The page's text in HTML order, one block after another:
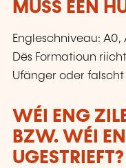
MUSS EEN
Engleschniveau: A0,
Dës Formatioun
Ufänger oder falscht
WÉI ENG
BZW. WÉI
UGESTRIEFT?